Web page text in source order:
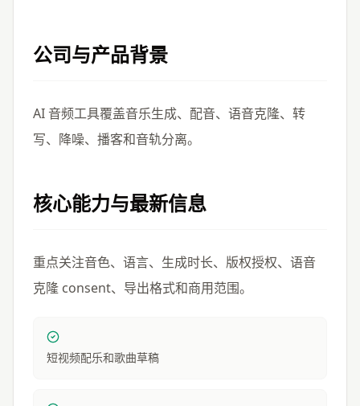
公司与产品背景
AI 音频工具覆盖音乐生成、配音、语音克隆、转
写、降噪、播客和音轨分离。
核心能力与最新信息
重点关注音色、语言、生成时长、版权授权、语音
克隆 consent、导出格式和商用范围。
短视频配乐和歌曲草稿